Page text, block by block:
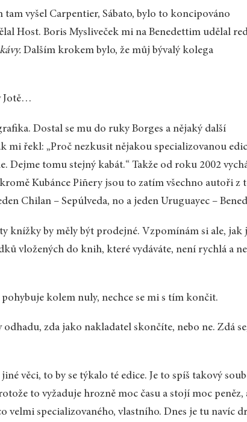
vyšel Carpentier, Sábato, bylo to koncipováno
Host. Boris Mysliveček mi na Benedettim udělal
Dalším krokem bylo, že můj bývalý kolega
Jotě…
Dostal se mu do ruky Borges a nějaký další
mi řekl: „Proč nezkusit nějakou specializovanou
Dejme tomu stejný kabát.“ Takže od roku 2002
Kubánce Piñery jsou to zatím všechno autoři z
Chilan – Sepúlveda, no a jeden Uruguayec –
knížky by měly být prodejné. Vzpomínám si ale, jak
vložených do knih, které vydáváte, není rychlá a
kolem nuly, nechce se mi s tím končit.
zda jako nakladatel skončíte, nebo ne. Zdá
věci, to by se týkalo té edice. Je to spíš takový
to vyžaduje hrozně moc času a stojí moc peněz,
velmi specializovaného, vlastního. Dnes je tu navíc